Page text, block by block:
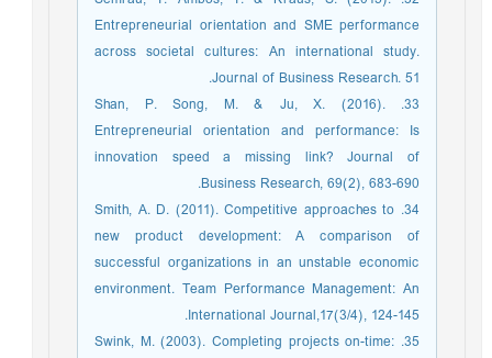
Entrepreneurial orientation and SME performance
across societal cultures: An international study.
Journal of Business Research. 51.
33. Shan, P. Song, M. & Ju, X. (2016).
Entrepreneurial orientation and performance: Is
innovation speed a missing link? Journal of
Business Research, 69(2), 683-690.
34. Smith, A. D. (2011). Competitive approaches to
new product development: A comparison of
successful organizations in an unstable economic
environment. Team Performance Management: An
International Journal,17(3/4), 124-145.
35. Swink, M. (2003). Completing projects on-time: